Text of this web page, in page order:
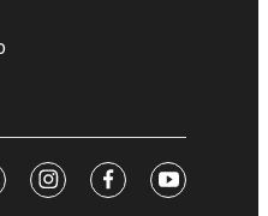
instagram
facebookyoutube